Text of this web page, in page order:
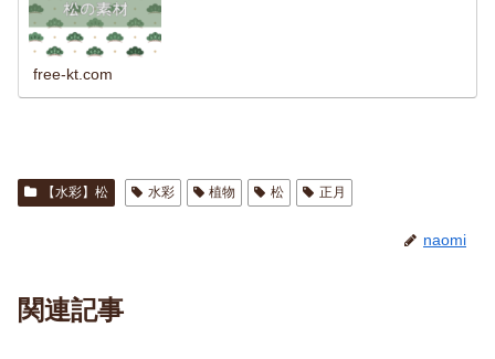
free-kt.com
【水彩】松 水彩 植物 松 正月
naomi
関連記事